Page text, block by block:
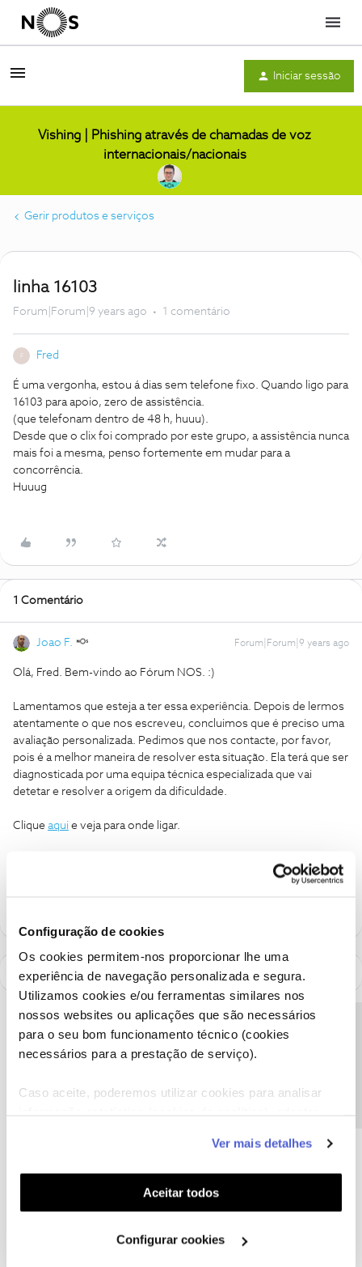
Configuração de cookies
Os cookies permitem-nos proporcionar lhe uma
experiência de navegação personalizada e segura.
Utilizamos cookies e/ou ferramentas similares nos
nossos websites ou aplicações que são necessários
para o seu bom funcionamento técnico (cookies
necessários para a prestação de serviço).
Caso aceite, poderemos utilizar cookies para analisar
funcionalidades (cookies de personalização e
funcionalidade) e adaptar anúncios aos seus interesses
(cookies de publicidade personalizada). Pode gerir a
utilização dos cookies clicando em "Configurar
Ver mais detalhes
Aceitar todos
Configurar cookies
Menu
Iniciar sessão
Vishing | Phishing através de chamadas de voz
internacionais/nacionais
Gerir produtos e serviços
linha 16103
Forum|Forum|9 years ago 1 comentário
Fred
É uma vergonha, estou á dias sem telefone fixo. Quando ligo para
16103 para apoio, zero de assistência.
(que telefonam dentro de 48 h, huuu).
Desde que o clix foi comprado por este grupo, a assistência nunca
mais foi a mesma, penso fortemente em mudar para a
concorrência.
Huuug
1 Comentário
Joao F. Forum|Forum|9 years ago
Olá, Fred. Bem-vindo ao Fórum NOS. :)
Lamentamos que esteja a ter essa experiência. Depois de lermos
atentamente o que nos escreveu, concluimos que é preciso uma
avaliação personalizada. Pedimos que nos contacte, por favor,
pois é a melhor maneira de resolver esta situação. Ela terá que ser
diagnosticada por uma equipa técnica especializada que vai
detetar e resolver a origem da dificuldade.
Clique aqui e veja para onde ligar.
Ajude a comunidade a encontrar informação relevante. Marque
como "Melhor Resposta" e faça "Like" nos melhores comentários.
A poupança que COMBINA